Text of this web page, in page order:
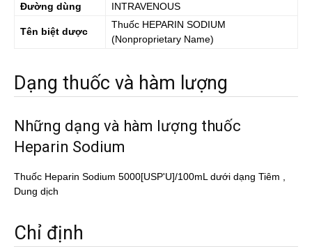
Đường dùng
INTRAVENOUS
Tên biệt dược
Thuốc HEPARIN SODIUM
(Nonproprietary Name)
Dạng thuốc và hàm lượng
Những dạng và hàm lượng thuốc
Heparin Sodium
Thuốc Heparin Sodium 5000[USP'U]/100mL dưới dạng Tiêm ,
Dung dịch
Chỉ định